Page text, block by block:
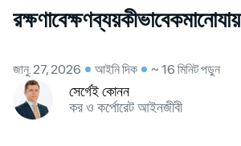
রক্ষণাবেক্ষণব্যয়কীভাবেকমানোযায়
জানু. 27, 2026 আইনি দিক ~ 16 মিনিট পড়ুন
সের্গেই কোনন
কর ও কর্পোরেট আইনজীবী